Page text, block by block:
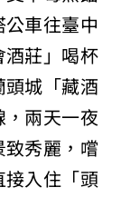
車往臺中
莊」喝杯
城「藏酒
兩天一夜
秀麗，嚐
入住「頭